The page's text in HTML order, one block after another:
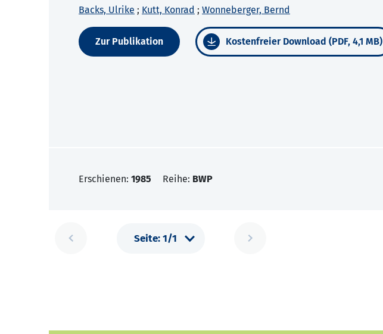
Backs, Ulrike ; Kutt, Konrad ; Wonneberger, Bernd
Zur Publikation Kostenfreier Download (PDF, 4,1 MB)
Erschienen: 1985 Reihe: BWP